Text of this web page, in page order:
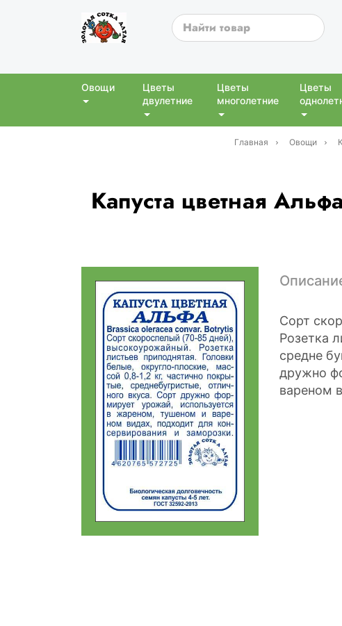
Овощи
Цветы
двулетние
Цветы
многолетние
Цветы
Главная Овощи
Капуста цветная
Сорт
Розетка
средне
дружно
вареном